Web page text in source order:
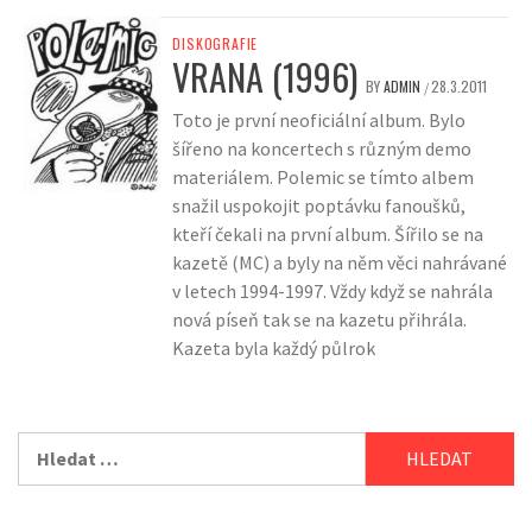
DISKOGRAFIE
VRANA (1996) BYADMIN /28.3.2011
Toto je první neoficiální album. Bylo
šířeno na koncertech s různým demo
materiálem. Polemic se tímto albem
snažil uspokojit poptávku fanoušků,
kteří čekali na první album. Šířilo se na
kazetě (MC) a byly na něm věci nahrávané
v letech 1994-1997. Vždy když se nahrála
nová píseň tak se na kazetu přihrála.
Kazeta byla každý půlrok